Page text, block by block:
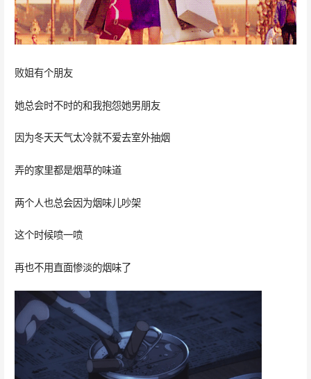
败姐有个朋友
她总会时不时的和我抱怨她男朋友
因为冬天天气太冷就不爱去室外抽烟
弄的家里都是烟草的味道
两个人也总会因为烟味儿吵架
这个时候喷一喷
再也不用直面惨淡的烟味了